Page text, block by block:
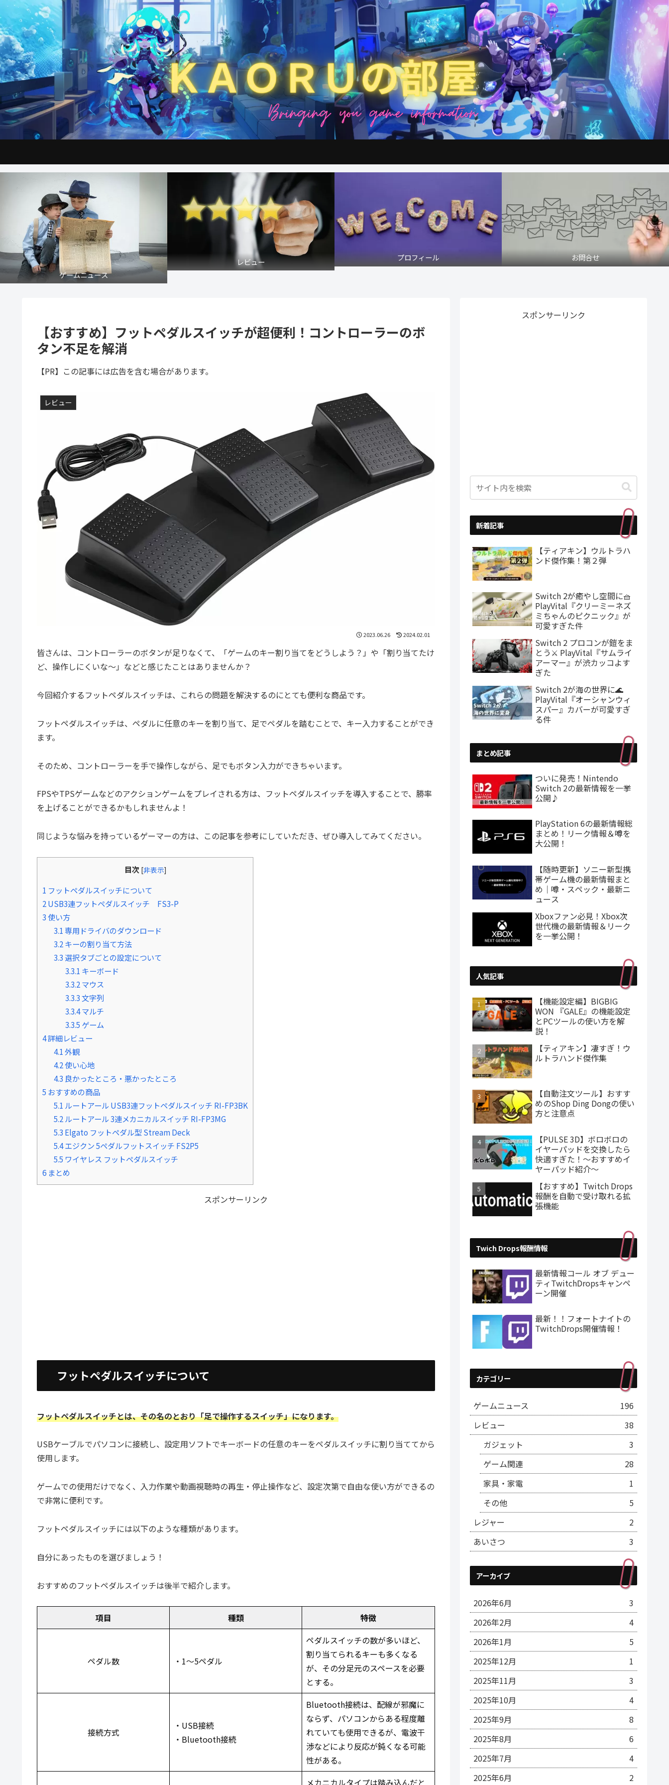
ゲームニュース
レビュー プロフィール お問合せ
【おすすめ】フットペダルスイッチが超便利！コントローラーのボ
タン不足を解消
【PR】この記事には広告を含む場合があります。
レビュー
2023.06.26 2024.02.01
皆さんは、コントローラーのボタンが足りなくて、「ゲームのキー割り当てをどうしよう？」や「割り当てたけ
ど、操作しにくいな～」などと感じたことはありませんか？
今回紹介するフットペダルスイッチは、これらの問題を解決するのにとても便利な商品です。
フットペダルスイッチは、ペダルに任意のキーを割り当て、足でペダルを踏むことで、キー入力することができ
ます。
そのため、コントローラーを手で操作しながら、足でもボタン入力ができちゃいます。
FPSやTPSゲームなどのアクションゲームをプレイされる方は、フットペダルスイッチを導入することで、勝率
を上げることができるかもしれませんよ！
同じような悩みを持っているゲーマーの方は、この記事を参考にしていただき、ぜひ導入してみてください。
目次 [非表示]
1 フットペダルスイッチについて
2USB3連フットペダルスイッチ FS3-P
3使い方
3.1専用ドライバのダウンロード
3.2キーの割り当て方法
3.3 選択タブごとの設定について
3.3.1 キーボード
3.3.2マウス
3.3.3文字列
3.3.4マルチ
3.3.5 ゲーム
4詳細レビュー
4.1外観
4.2使い心地
4.3 良かったところ・悪かったところ
5 おすすめの商品
5.1 ルートアール USB3連フットペダルスイッチ RI-FP3BK
5.2ルートアール 3連メカニカルスイッチ RI-FP3MG
5.3 Elgato フットペダル型 Stream Deck
5.4エジクン 5ペダルフットスイッチ FS2P5
5.5 ワイヤレス フットペダルスイッチ
6 まとめ
スポンサーリンク
フットペダルスイッチについて
フットペダルスイッチとは、その名のとおり「足で操作するスイッチ」になります。
USBケーブルでパソコンに接続し、設定用ソフトでキーボードの任意のキーをペダルスイッチに割り当ててから
使用します。
ゲームでの使用だけでなく、入力作業や動画視聴時の再生・停止操作など、設定次第で自由な使い方ができるの
で非常に便利です。
フットペダルスイッチには以下のような種類があります。
自分にあったものを選びましょう！
おすすめのフットペダルスイッチは後半で紹介します。
項目 種類 特徴
ペダル数 ・1～5ペダル
ペダルスイッチの数が多いほど、
割り当てられるキーも多くなる
が、その分足元のスペースを必要
とする。
接続方式
・USB接続
・Bluetooth接続
Bluetooth接続は、配線が邪魔に
ならず、パソコンからある程度離
れていても使用できるが、電波干
渉などにより反応が鈍くなる可能
性がある。
スポンサーリンク
新着記事
【ティアキン】ウルトラハ
ンド傑作集！第２弾
Switch 2が癒やし空間に🧺
PlayVital『クリーミーネズ
ミちゃんのピクニック』が
可愛すぎた件
Switch 2 プロコンが鎧をま
とう⚔️ PlayVital『サムライ
アーマー』が渋カッコよす
ぎた
Switch 2が海の世界に🌊
PlayVital『オーシャンウィ
スパー』カバーが可愛すぎ
る件
まとめ記事
ついに発売！Nintendo
Switch 2の最新情報を一挙
公開♪
PlayStation 6の最新情報総
まとめ！リーク情報＆噂を
大公開！
【随時更新】ソニー新型携
帯ゲーム機の最新情報まと
め｜噂・スペック・最新ニ
ュース
Xboxファン必見！Xbox次
世代機の最新情報＆リーク
を一挙公開！
人気記事
【機能設定編】BIGBIG
WON 『GALE』の機能設定
とPCツールの使い方を解
説！
【ティアキン】凄すぎ！ウ
ルトラハンド傑作集
【自動注文ツール】おすす
めのShop Ding Dongの使い
方と注意点
【PULSE 3D】ボロボロの
イヤーパッドを交換したら
快適すぎた！～おすすめイ
ヤーパッド紹介～
【おすすめ】Twitch Drops
報酬を自動で受け取れる拡
張機能
Twich Drops報酬情報
最新情報コール オブ デュー
ティTwitchDropsキャンペ
ーン開催
最新！！フォートナイトの
TwitchDrops開催情報！
カテゴリー
ゲームニュース
196
レビュー
38
ガジェット
3
ゲーム関連
28
家具・家電
1
その他
5
レジャー
2
あいさつ
3
アーカイブ
2026年6月
3
2026年2月
4
2026年1月
5
2025年12月
1
2025年11月
3
2025年10月
4
2025年9月
8
2025年8月
6
2025年7月
4
2025年6月
2